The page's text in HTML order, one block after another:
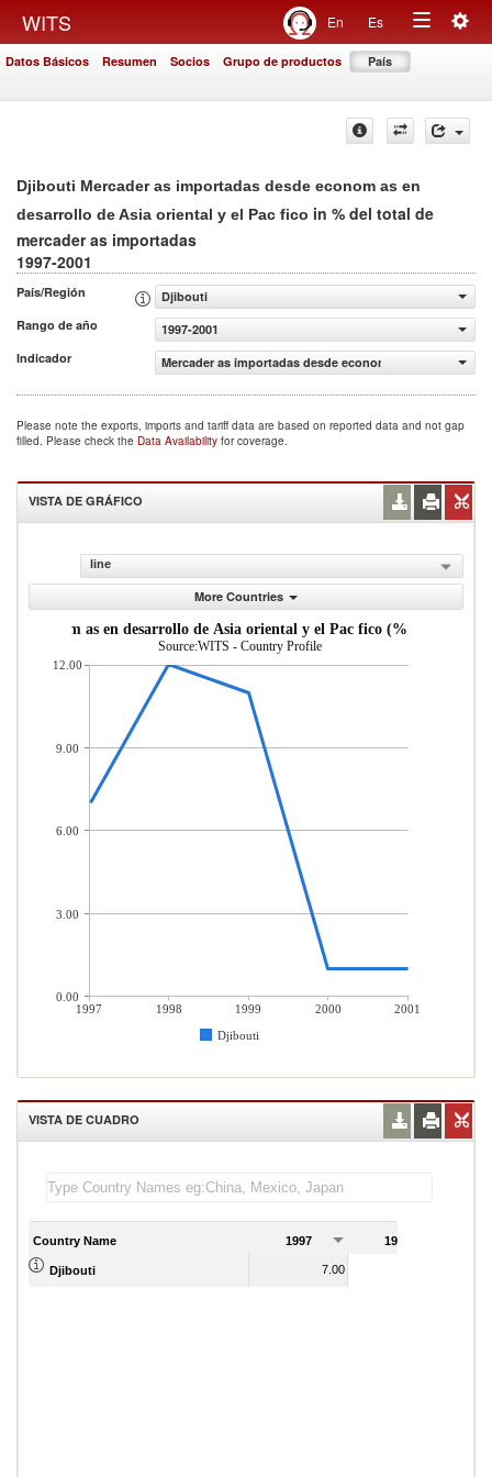
WITS En Es
Toggle
Datos Básicos Resumen Socios Grupo de productos País
Djibouti Mercader as importadas desde econom as en
desarrollo de Asia oriental y el Pac fico in % del total de
mercader as importadas
1997-2001
País/Región
Djibouti
Rango de año
1997-2001
Indicador
Mercader as importadas desde econom as en
Please note the exports, imports and tariff data are based on reported data and not gap
filled. Please check the Data Availability for coverage.
VISTA DE GRÁFICO
line
More Countries
econom as en desarrollo de Asia oriental y el Pac fico (% del total
Source:WITS - Country Profile
1997 1998 1999 2000
2001
Djibouti
12.00
9.00
6.00
3.00
0.00
VISTA DE CUADRO
Country Name 1997 1998
Djibouti 7.00